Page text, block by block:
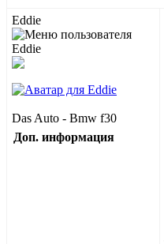
Eddie
Das Auto - Bmw f30
Доп. информация